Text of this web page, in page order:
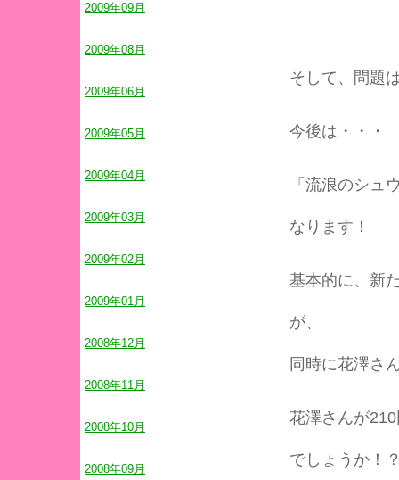
2009年09月
2009年08月
2009年06月
2009年05月
2009年04月
2009年03月
2009年02月
2009年01月
2008年12月
2008年11月
2008年10月
2008年09月
そして、問題
今後は・・・
「流浪のシュ
なります！
基本的に、新
が、
同時に花澤さ
花澤さんが
でしょうか！